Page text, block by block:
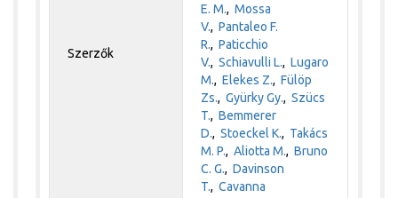
Szerzők
E. M.,Mossa
V.,Pantaleo F.
R.,Paticchio
V.,Schiavulli L.,Lugaro
M.,Elekes Z.,Fülöp
Zs.,Gyürky Gy.,Szücs
T.,Bemmerer
D.,Stoeckel K., Takács
M. P.,Aliotta M.,Bruno
C. G.,Davinson
T.,Cavanna